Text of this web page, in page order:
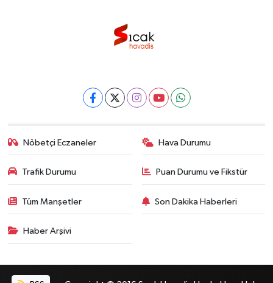
Nöbetçi Eczaneler Hava Durumu
Trafik Durumu Puan Durumu ve Fikstür
Tüm Manşetler Son Dakika Haberleri
Haber Arşivi